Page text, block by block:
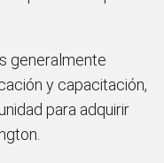
generalmente
y capacitación,
para adquirir